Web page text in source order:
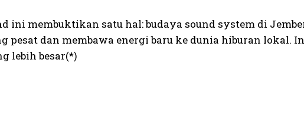
ini membuktikan satu hal: budaya sound system di
pesat dan membawa energi baru ke dunia hiburan lokal.
lebih besar(*)